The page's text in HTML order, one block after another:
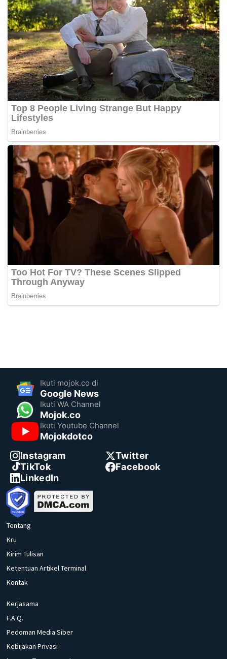
Ikuti mojok.co di
Google News
Ikuti WA Channel
Mojok.co
Ikuti Youtube Channel
Mojokdotco
Instagram
Twitter
TikTok
Facebook
LinkedIn
Tentang
Kru
Kirim Tulisan
Ketentuan Artikel Terminal
Kontak
Kerjasama
F.A.Q.
Pedoman Media Siber
Kebijakan Privasi